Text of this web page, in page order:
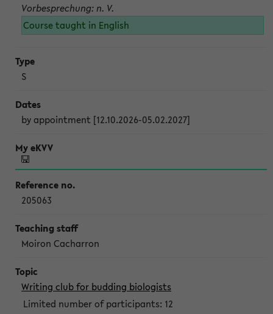
Vorbesprechung: n. V.
Course taught in English
S
by appointment [12.10.2026-05.02.2027]
205063
Moiron Cacharron
Writing club for budding biologists
Limited number of participants: 12